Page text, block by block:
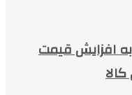
به افزایش قیمت